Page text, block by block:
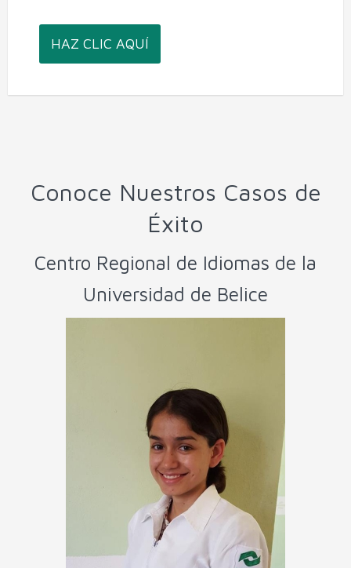
HAZ CLIC AQUÍ
Conoce Nuestros Casos de
Éxito
Centro Regional de Idiomas de la
Universidad de Belice